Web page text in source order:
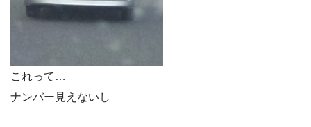
これって…
ナンバー見えないし